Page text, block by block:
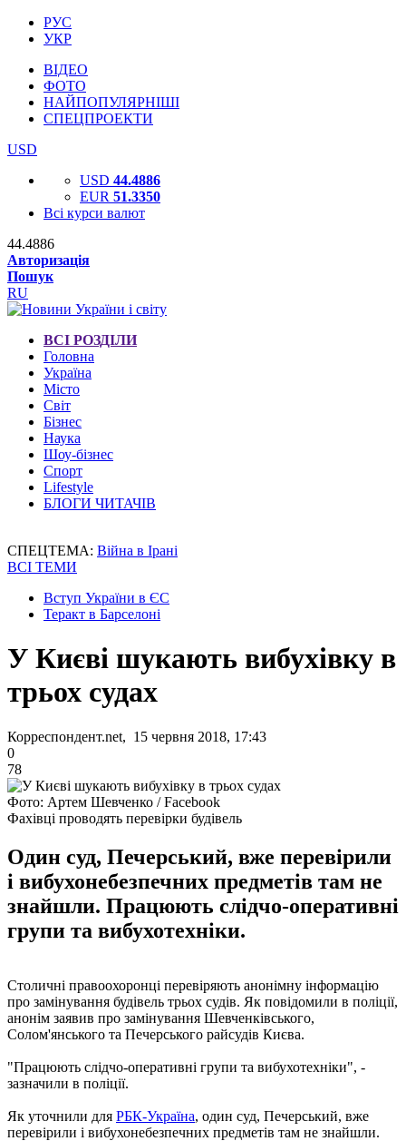
РУС
УКР
ВІДЕО
ФОТО
НАЙПОПУЛЯРНІШІ
СПЕЦПРОЕКТИ
USD
USD 44.4886
EUR 51.3350
Всі курси валют
44.4886
Авторизація
Пошук
RU
ВСІ РОЗДІЛИ
Головна
Україна
Місто
Світ
Бізнес
Наука
Шоу-бізнес
Спорт
Lifestyle
БЛОГИ ЧИТАЧІВ
СПЕЦТЕМА: Війна в Ірані
ВСІ ТЕМИ
Вступ України в ЄС
Теракт в Барселоні
У Києві шукають вибухівку в
трьох судах
Корреспондент.net, 15 червня 2018, 17:43
0
78
Фото: Артем Шевченко / Facebook
Фахівці проводять перевірки будівель
Один суд, Печерський, вже перевірили
і вибухонебезпечних предметів там не
знайшли. Працюють слідчо-оперативні
групи та вибухотехніки.
Столичні правоохоронці перевіряють анонімну інформацію
про замінування будівель трьох судів. Як повідомили в поліції,
анонім заявив про замінування Шевченківського,
Солом'янського та Печерського райсудів Києва.
"Працюють слідчо-оперативні групи та вибухотехніки", -
зазначили в поліції.
Як уточнили для РБК-Україна, один суд, Печерський, вже
перевірили і вибухонебезпечних предметів там не знайшли.